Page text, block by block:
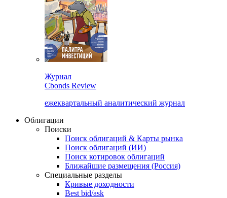
Журнал
Cbonds Review
ежеквартальный аналитический журнал
Облигации
Поиски
Поиск облигаций & Карты рынка
Поиск облигаций (ИИ)
Поиск котировок облигаций
Ближайшие размещения (Россия)
Специальные разделы
Кривые доходности
Best bid/ask